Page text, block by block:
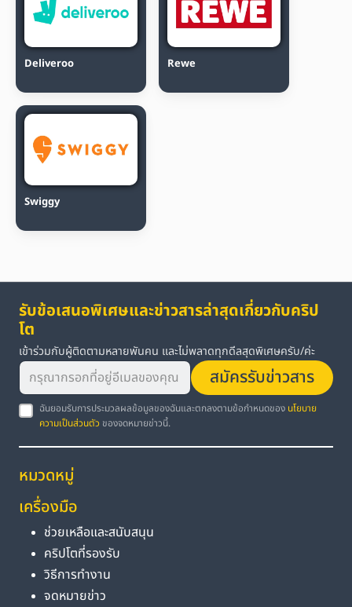
Deliveroo Rewe
Swiggy
รับข้อเสนอพิเศษและข่าวสารล่าสุดเกี่ยวกับคริป
โต
เข้าร่วมกับผู้ติดตามหลายพันคน และไม่พลาดทุกดีลสุดพิเศษครับ/ค่ะ
สมัครรับข่าวสาร
ฉันยอมรับการประมวลผลข้อมูลของฉันและตกลงตามข้อกำหนดของ นโยบาย
ความเป็นส่วนตัว ของจดหมายข่าวนี้.
หมวดหมู่
เครื่องมือ
ช่วยเหลือและสนับสนุน
คริปโตที่รองรับ
วิธีการทำงาน
จดหมายข่าว